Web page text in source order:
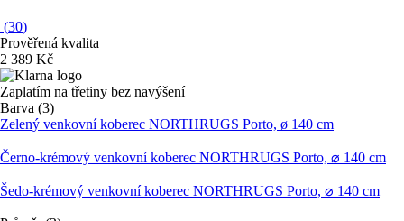
(30)
Prověřená kvalita
2 389 Kč
Zaplatím na třetiny bez navýšení
Barva (3)
Zelený venkovní koberec NORTHRUGS Porto, ø 140 cm
Černo-krémový venkovní koberec NORTHRUGS Porto, ⌀ 140 cm
Šedo-krémový venkovní koberec NORTHRUGS Porto, ⌀ 140 cm